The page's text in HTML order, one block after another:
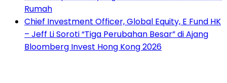
Rumah
Chief Investment Officer, Global Equity, E Fund HK
– Jeff Li Soroti “Tiga Perubahan Besar” di Ajang
Bloomberg Invest Hong Kong 2026